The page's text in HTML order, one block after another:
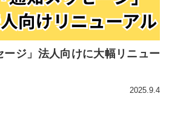
ージ」法人向けに大幅リニュー
2025.9.4